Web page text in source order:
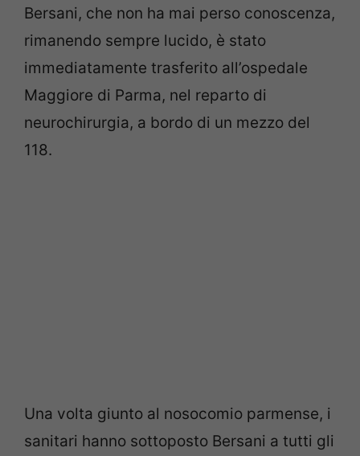
Bersani, che non ha mai perso conoscenza,
rimanendo sempre lucido, è stato
immediatamente trasferito all’ospedale
Maggiore di Parma, nel reparto di
neurochirurgia, a bordo di un mezzo del
118.
Una volta giunto al nosocomio parmense, i
sanitari hanno sottoposto Bersani a tutti gli